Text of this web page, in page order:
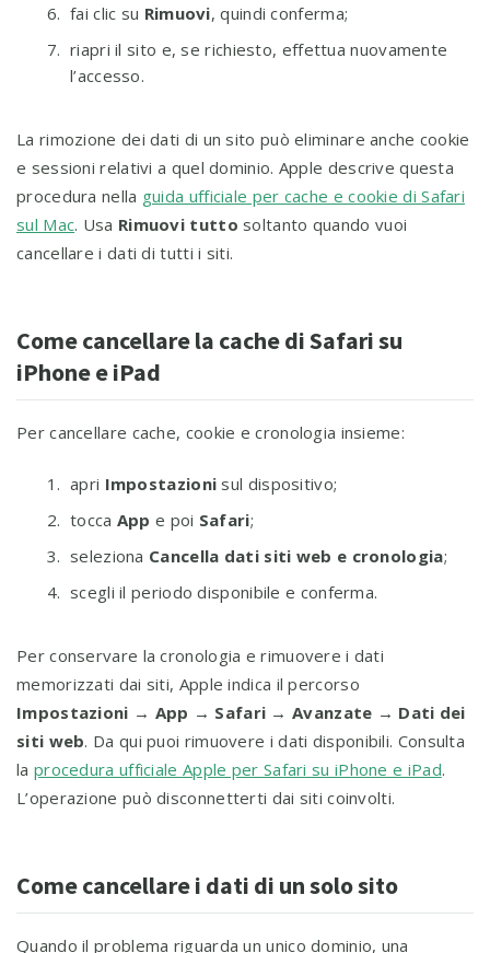
fai clic su Rimuovi, quindi conferma;
riapri il sito e, se richiesto, effettua nuovamente
l’accesso.
La rimozione dei dati di un sito può eliminare anche cookie
e sessioni relativi a quel dominio. Apple descrive questa
procedura nella guida ufficiale per cache e cookie di Safari
sul Mac. Usa Rimuovi tutto soltanto quando vuoi
cancellare i dati di tutti i siti.
Come cancellare la cache di Safari su
iPhone e iPad
Per cancellare cache, cookie e cronologia insieme:
apri Impostazioni sul dispositivo;
tocca App e poi Safari;
seleziona Cancella dati siti web e cronologia;
scegli il periodo disponibile e conferma.
Per conservare la cronologia e rimuovere i dati
memorizzati dai siti, Apple indica il percorso
Impostazioni → App → Safari → Avanzate → Dati dei
siti web. Da qui puoi rimuovere i dati disponibili. Consulta
la procedura ufficiale Apple per Safari su iPhone e iPad.
L’operazione può disconnetterti dai siti coinvolti.
Come cancellare i dati di un solo sito
Quando il problema riguarda un unico dominio, una